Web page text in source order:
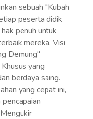
2.
fokus pada
kepercayaan diri.
pribadi yang
jawab. 3.
Inklusif: Kami
asistif dan
SLBN Demung
modern dan
Kolaborasi